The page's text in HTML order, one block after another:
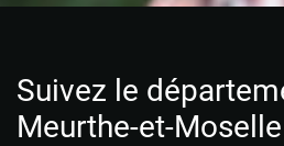
Suivez le
Meurthe-et-Moselle